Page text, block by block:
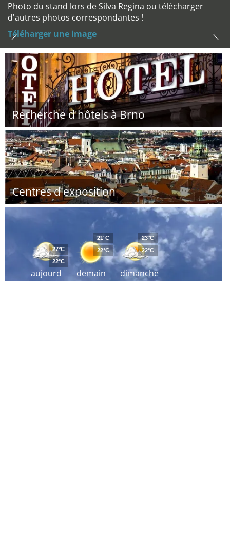
Photo du stand lors de Silva Regina ou télécharger
d'autres photos correspondantes !
Téléharger une image
Recherche d'hôtels à Brno
Centres d'exposition
aujourd
´hui
27°C
22°C
demain
21°C
22°C
dimanche
23°C
22°C